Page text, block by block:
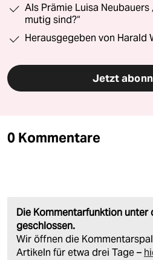
Als Prämie Luisa Neubauers
mutig sind?“
Herausgegeben von Harald
Jetzt
0 Kommentare
Die Kommentarfunktion unter
geschlossen.
Wir öffnen die
Artikeln für etwa drei Tage –